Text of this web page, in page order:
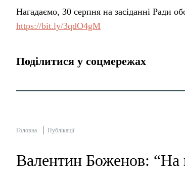
Нагадаємо, 30 серпня на засіданні Ради
https://bit.ly/3qdO4gM
Поділитися у соцмережах
Головна Публікації
Валентин Боженов: “На